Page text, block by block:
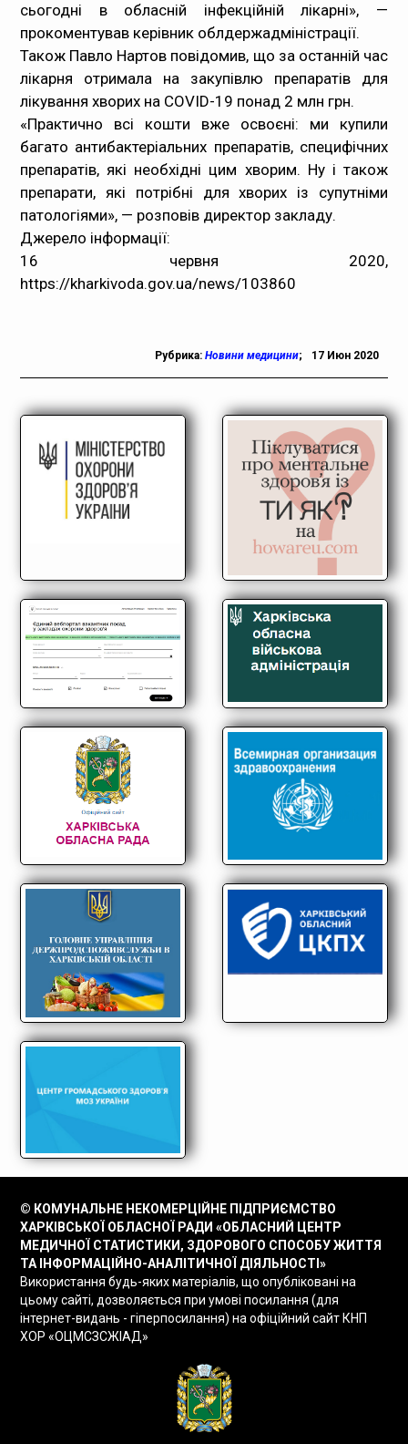
сьогодні в обласній інфекційній лікарні», —
прокоментував керівник облдержадміністрації.
Також Павло Нартов повідомив, що за останній час
лікарня отримала на закупівлю препаратів для
лікування хворих на COVID-19 понад 2 млн грн.
«Практично всі кошти вже освоєні: ми купили
багато антибактеріальних препаратів, специфічних
препаратів, які необхідні цим хворим. Ну і також
препарати, які потрібні для хворих із супутніми
патологіями», — розповів директор закладу.
Джерело інформації:
16 червня 2020,
https://kharkivoda.gov.ua/news/103860
Рубрика: Новини медицини; 17 Июн 2020
© КОМУНАЛЬНЕ НЕКОМЕРЦІЙНЕ ПІДПРИЄМСТВО
ХАРКІВСЬКОЇ ОБЛАСНОЇ РАДИ «ОБЛАСНИЙ ЦЕНТР
МЕДИЧНОЇ СТАТИСТИКИ, ЗДОРОВОГО СПОСОБУ ЖИТТЯ
ТА ІНФОРМАЦІЙНО-АНАЛІТИЧНОЇ ДІЯЛЬНОСТІ»
Використання будь-яких матеріалів, що опубліковані на
цьому сайті, дозволяється при умові посилання (для
інтернет-видань - гіперпосилання) на офіційний сайт КНП
ХОР «ОЦМСЗСЖІАД»